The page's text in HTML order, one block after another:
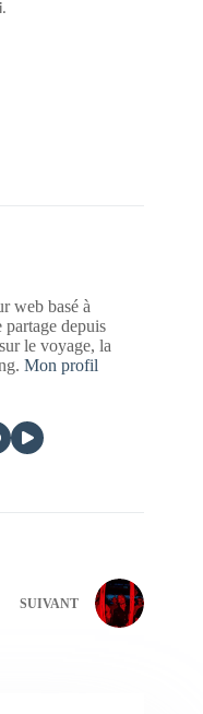
web basé à
depuis
le voyage, la
Mon profil
SUIVANT